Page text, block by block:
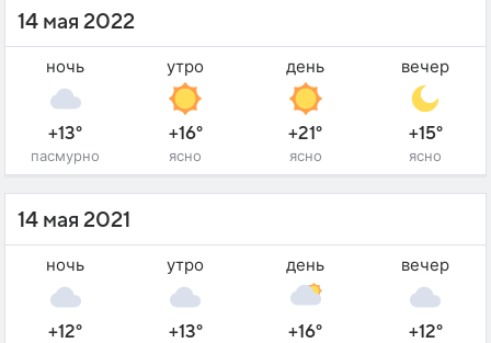
14 мая 2022
ночь
+13°
пасмурно
утро
+16°
ясно
день
+21°
ясно
вечер
+15°
ясно
14 мая 2021
ночь
+12°
утро
+13°
день
+16°
вечер
+12°